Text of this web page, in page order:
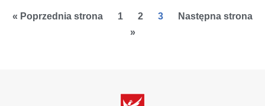
« Poprzednia strona 1 2 3
Następna strona
»